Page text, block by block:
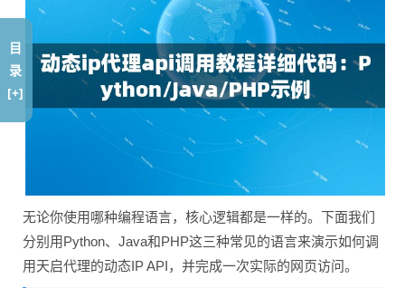
无论你使用哪种编程语言，核心逻辑都是一样的。下面我们
分别用Python、Java和PHP这三种常见的语言来演示如何调
用天启代理的动态IP API，并完成一次实际的网页访问。
目
录
[+]